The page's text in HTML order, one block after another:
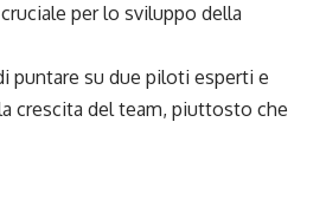
per lo sviluppo della
puntare su due piloti esperti e
crescita del team, piuttosto che